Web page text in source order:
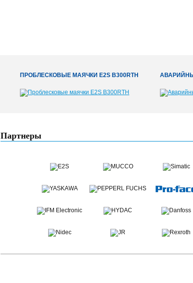
ПРОБЛЕСКОВЫЕ МАЯЧКИ E2S B300RTH
Партнеры